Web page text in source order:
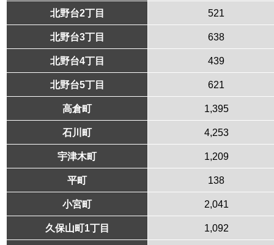
北野台2丁目 521
北野台3丁目 638
北野台4丁目 439
北野台5丁目 621
高倉町 1,395
石川町 4,253
宇津木町 1,209
平町 138
小宮町 2,041
久保山町1丁目 1,092